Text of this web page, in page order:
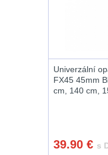
Univerzální
FX45 45mm
cm, 140 cm,
39.90 € s